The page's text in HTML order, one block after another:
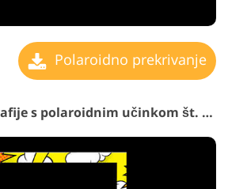
Polaroidno prekrivanje
Prekrivanje fotografije s polaroidnim učinkom št. 30 "Catchy Graphics"